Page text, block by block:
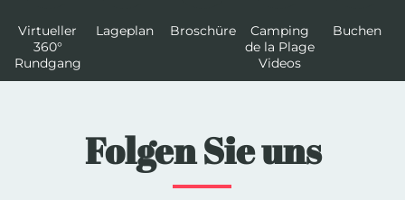
Virtueller
360°
Rundgang
Lageplan Broschüre
Camping
de la Plage
Videos
Buchen
Folgen Sie uns